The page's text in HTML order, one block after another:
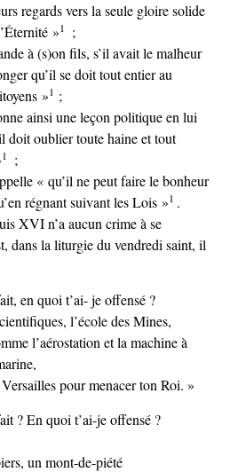
regards vers la seule gloire solide
»1 ;
à (s)on fils, s’il avait le malheur
qu’il se doit tout entier au
»1 ;
ainsi une leçon politique en lui
doit oublier toute haine et tout
1
;
« qu’il ne peut faire le bonheur
régnant suivant les Lois »1 .
XVI n’a aucun crime à se
dans la liturgie du vendredi saint, il
en quoi t’ai- je offensé ?
l’école des Mines,
l’aérostation et la machine à
pour menacer ton Roi. »
? En quoi t’ai-je offensé ?
un mont-de-piété